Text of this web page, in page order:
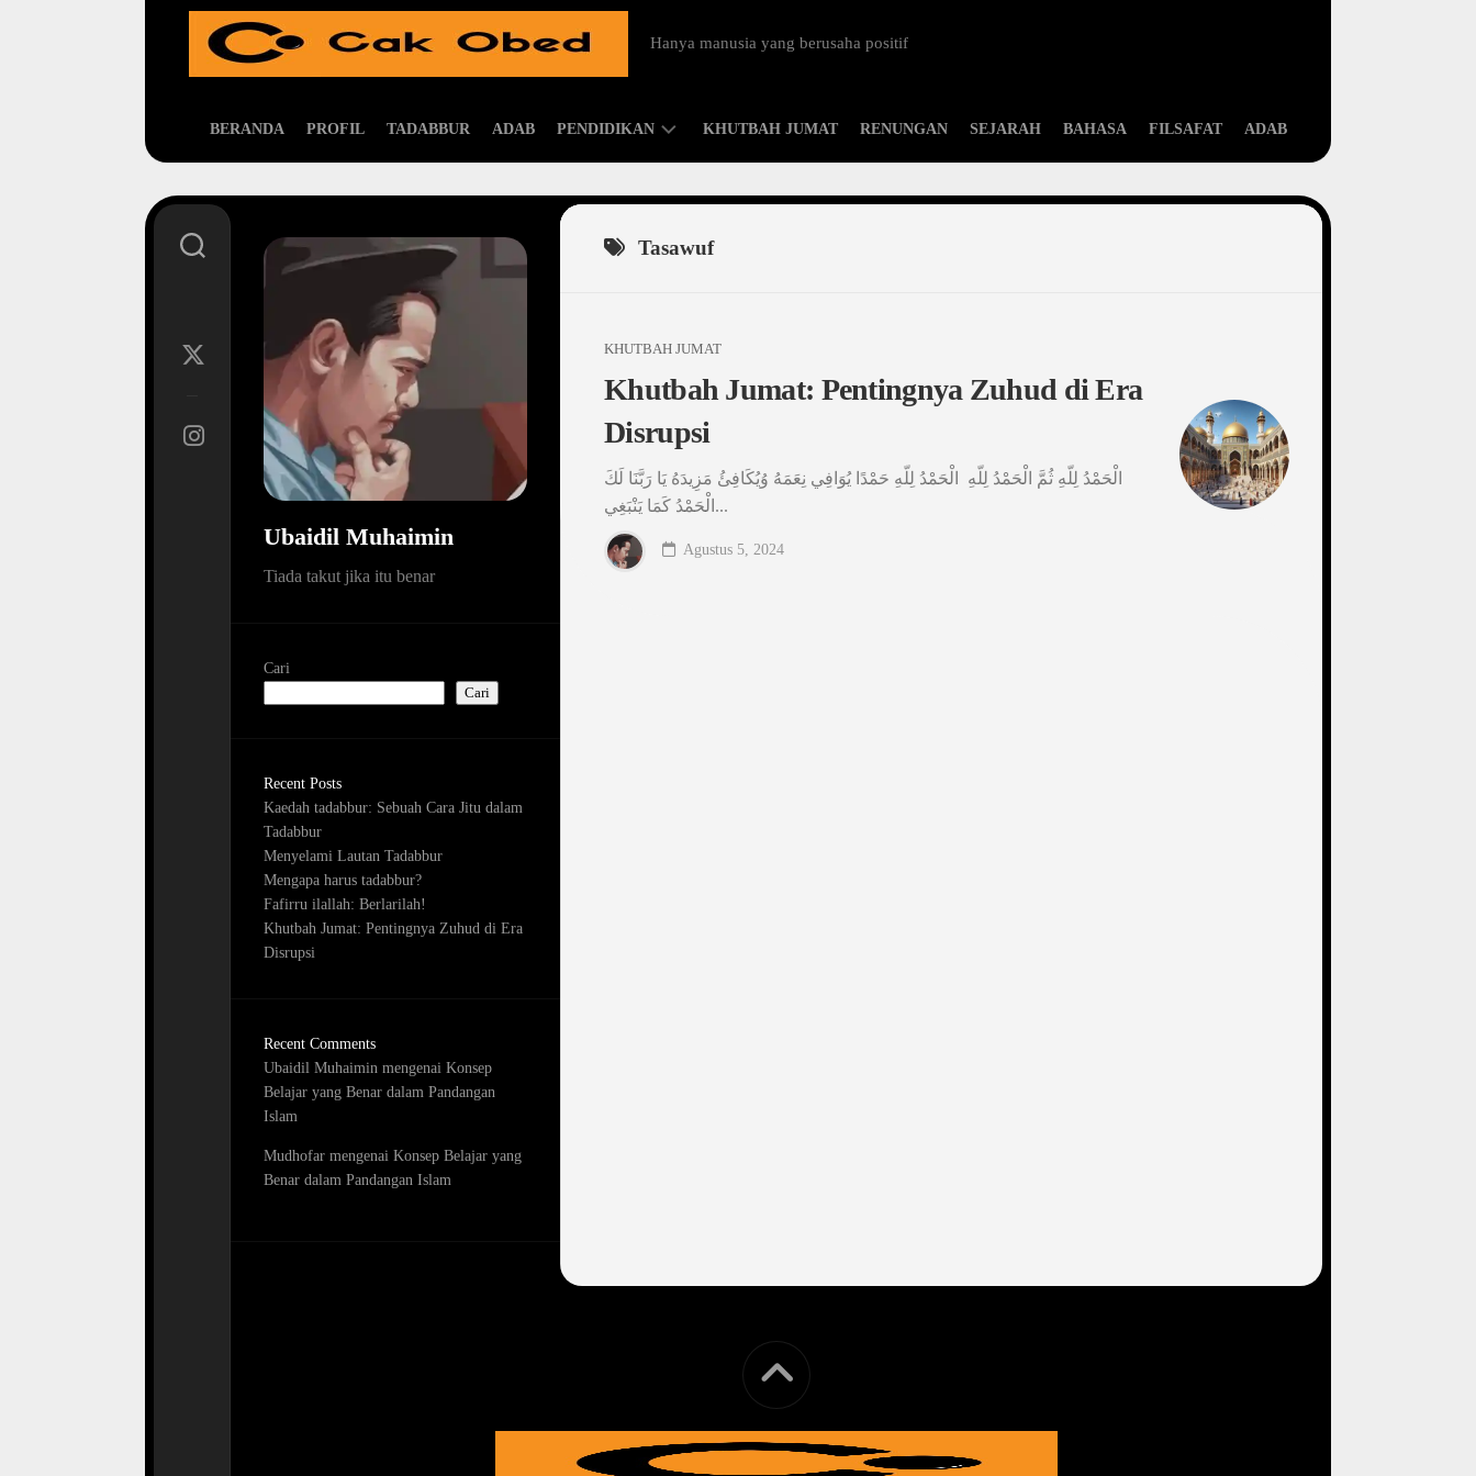
Hanya manusia yang berusaha positif
BERANDA PROFIL TADABBUR ADAB PENDIDIKAN
ISLAMIC
KHUTBAH JUMAT RENUNGAN SEJARAH BAHASA FILSAFAT ADAB
Tasawuf
KHUTBAH JUMAT
Khutbah Jumat: Pentingnya Zuhud di Era
Disrupsi
الْحَمْدُ لِلّهِ ثُمَّ الْحَمْدُ لِلّهِ الْحَمْدُ لِلّهِ حَمْدًا يُوَافِي نِعَمَهُ وُيُكَافِئُ مَزِيدَهُ يَا رَبَّنَا لَكَ
الْحَمْدُ كَمَا يَنْبَغِي...
Agustus 5, 2024
Ubaidil Muhaimin
Tiada takut jika itu benar
Cari
Cari
Recent Posts
Kaedah tadabbur: Sebuah Cara Jitu dalam
Tadabbur
Menyelami Lautan Tadabbur
Mengapa harus tadabbur?
Fafirru ilallah: Berlarilah!
Khutbah Jumat: Pentingnya Zuhud di Era
Disrupsi
Recent Comments
Ubaidil Muhaimin mengenai Konsep
Belajar yang Benar dalam Pandangan
Islam
Mudhofar mengenai Konsep Belajar yang
Benar dalam Pandangan Islam